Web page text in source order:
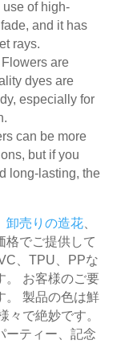
use of high-
and it has
rays.
Flowers are
dyes are
especially for
can be more
but if you
long-lasting, the
卸売りの造花、
格でご提供して
、TPU、PPな
。 お客様のご要
。 製品の色は鮮
々で絶妙です。
ーティー、記念